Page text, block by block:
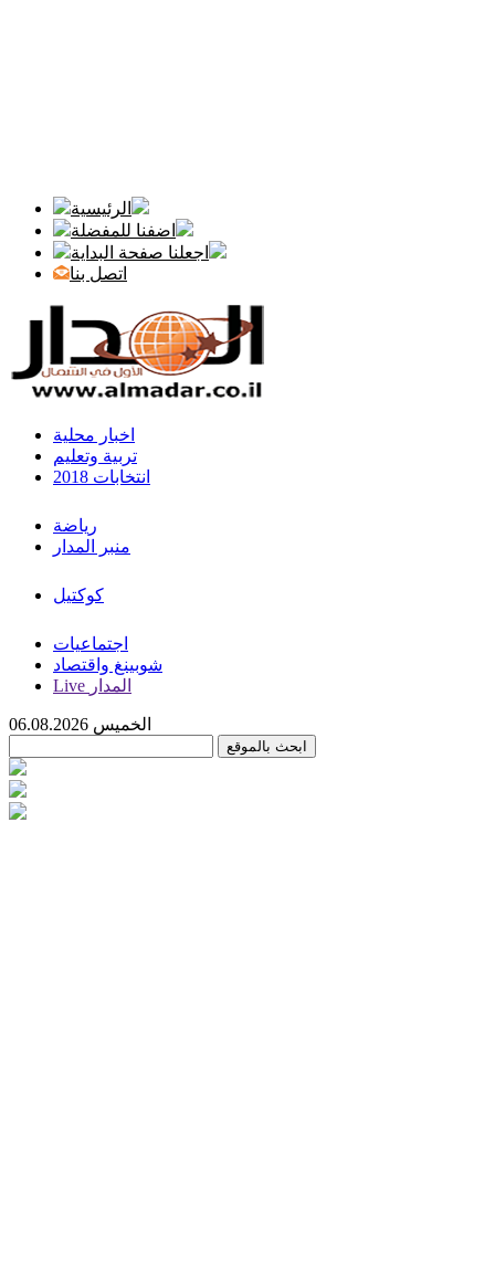
الرئيسية
اضفنا للمفضلة
اجعلنا صفحة البداية
اتصل بنا
اخبار محلية
تربية وتعليم
انتخابات 2018
رياضة
منبر المدار
كوكتيل
اجتماعيات
شوبينغ واقتصاد
Live المدار